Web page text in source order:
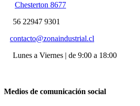
Chesterton 8677
56 22947 9301
contacto@zonaindustrial.cl
Lunes a Viernes | de 9:00 a 18:00
Medios de comunicación social